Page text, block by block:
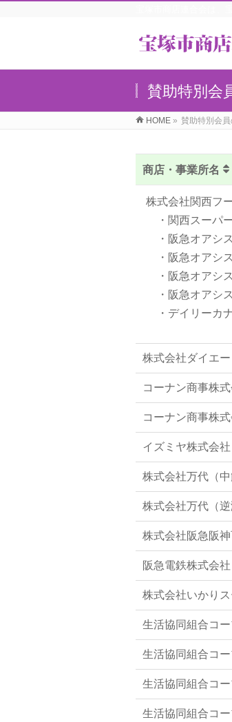
賛助特別会
HOME » 賛助特別会
商店・事業所名
株式会社関西フ
・関西スーパ
・阪急オアシ
・阪急オアシ
・阪急オアシ
・阪急オアシ
・デイリーカ
株式会社ダイエー
コーナン商事株
コーナン商事株
イズミヤ株式会
株式会社万代（中
株式会社万代（逆
株式会社阪急阪神
阪急電鉄株式会社
株式会社いかり
生活協同組合コ
生活協同組合コ
生活協同組合コ
生活協同組合コー